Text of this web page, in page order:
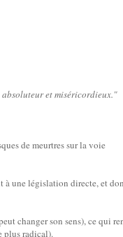
absoluteur et miséricordieux."
de meurtres sur la voie
à une législation directe, et
changer son sens), ce qui
plus radical).